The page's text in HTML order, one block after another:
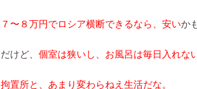
７〜８万円でロシア横断できるなら、安いか
だけど、 個室は狭いし、お風呂は毎日入れな
拘置所と、あまり変わらねえ生活だな。